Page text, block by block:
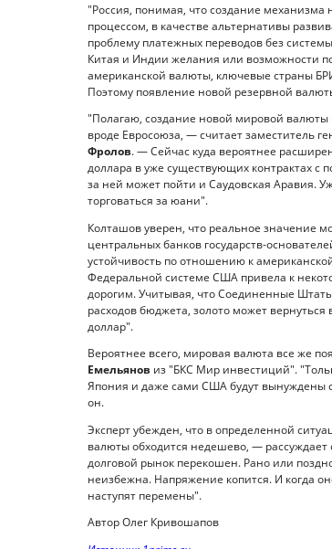
"Россия, понимая, что создание
процессом, в качестве альтернативы
проблему платежных переводов без
Китая и Индии желания или возможности
американской валюты, ключевые страны
Поэтому появление новой резервной
"Полагаю, создание новой мировой валюты
вроде Евросоюза, — считает заместитель
Фролов. — Сейчас куда вероятнее
доллара в уже существующих контрактах с
за ней может пойти и Саудовская Аравия.
торговаться за юани".
Колташов уверен, что реальное значение
центральных банков государств-
устойчивость по отношению к
Федеральной системе США привела к
дорогим. Учитывая, что Соединенные
расходов бюджета, золото может
доллар".
Вероятнее всего, мировая валюта все же
Емельянов из "БКС Мир инвестиций".
Япония и даже сами США будут вынуждены
он.
Эксперт убежден, что в определенной
валюты обходится недешево, —
долговой рынок перекошен. Рано или
неизбежна. Напряжение копится. И когда
наступят перемены".
Автор Олег Кривошапов